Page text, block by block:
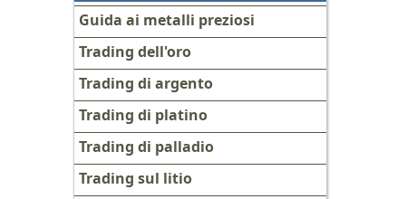
Guida ai metalli preziosi
Trading dell'oro
Trading di argento
Trading di platino
Trading di palladio
Trading sul litio